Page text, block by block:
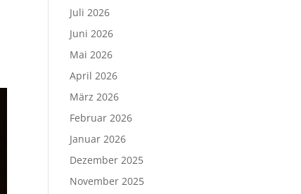
Juli 2026
Juni 2026
Mai 2026
April 2026
März 2026
Februar 2026
Januar 2026
Dezember 2025
November 2025